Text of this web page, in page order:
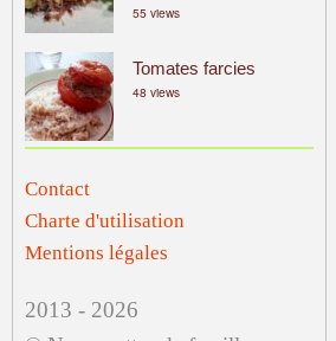
55 views
Tomates farcies
48 views
Contact
Charte d'utilisation
Mentions légales
2013 - 2026